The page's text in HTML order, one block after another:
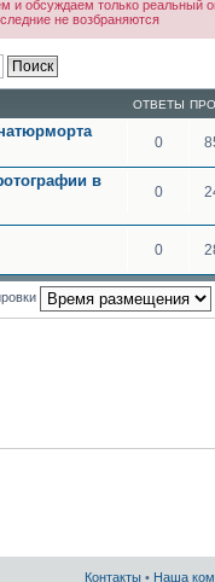
и обсуждаем только реальный
не возбраняются
ОТВЕТЫ
0
в
0
0
Контакты • Наша